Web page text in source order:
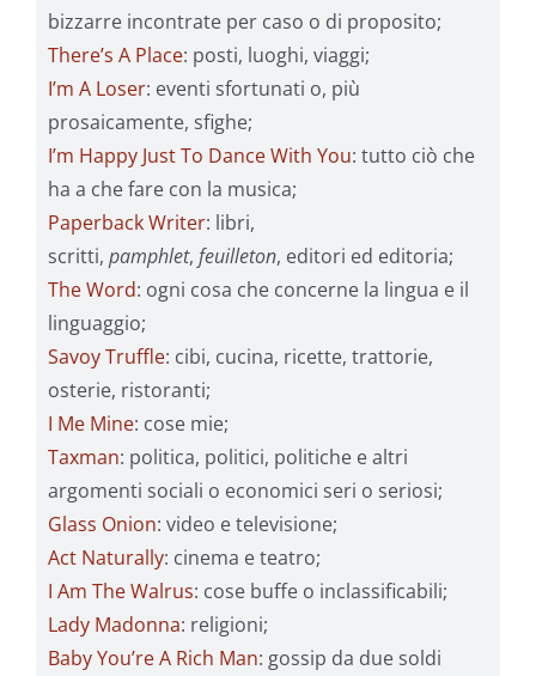
bizzarre incontrate per caso o di proposito;
There’s A Place: posti, luoghi, viaggi;
I’m A Loser: eventi sfortunati o, più
prosaicamente, sfighe;
I’m Happy Just To Dance With You: tutto ciò che
ha a che fare con la musica;
Paperback Writer: libri,
scritti, pamphlet, feuilleton, editori ed editoria;
The Word: ogni cosa che concerne la lingua e il
linguaggio;
Savoy Truffle: cibi, cucina, ricette, trattorie,
osterie, ristoranti;
I Me Mine: cose mie;
Taxman: politica, politici, politiche e altri
argomenti sociali o economici seri o seriosi;
Glass Onion: video e televisione;
Act Naturally: cinema e teatro;
I Am The Walrus: cose buffe o inclassificabili;
Lady Madonna: religioni;
Baby You’re A Rich Man: gossip da due soldi